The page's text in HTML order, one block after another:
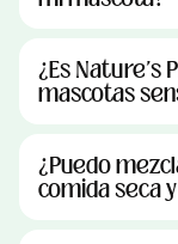
¿Es Nature's
mascotas
¿Puedo
comida seca